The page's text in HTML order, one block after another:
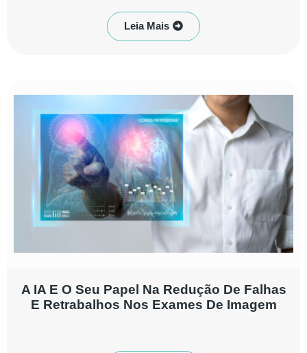
Leia Mais
A IA E O Seu Papel Na Redução De Falhas
E Retrabalhos Nos Exames De Imagem